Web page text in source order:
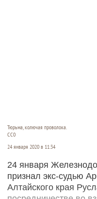
Тюрьма, колючая проволока.
CC0
24 января 2020 в 11:34
24 января
признал экс-судью
Алтайского края